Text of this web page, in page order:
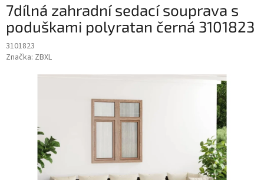
7dílná zahradní sedací souprava s
poduškami polyratan černá 3101823
3101823
Značka: ZBXL